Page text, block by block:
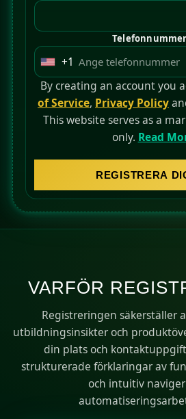
U
n
i
t
a
1
+1
By creating an account you
of Service, Privacy Policy
This website serves as a
only. Read
REGISTRERA
VARFÖR
Registreringen säkerställer
utbildningsinsikter och
din plats och
strukturerade förklaringar av
och intuitiv